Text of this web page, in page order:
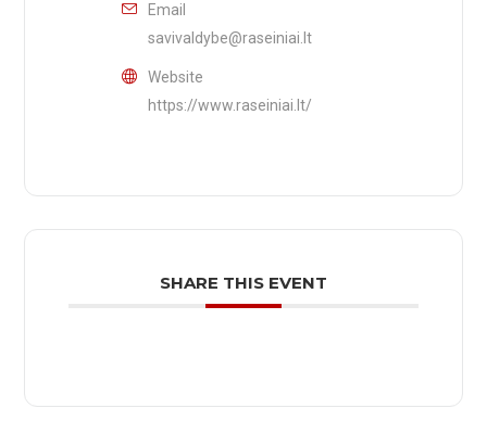
Email
savivaldybe@raseiniai.lt
Website
https://www.raseiniai.lt/
SHARE THIS EVENT